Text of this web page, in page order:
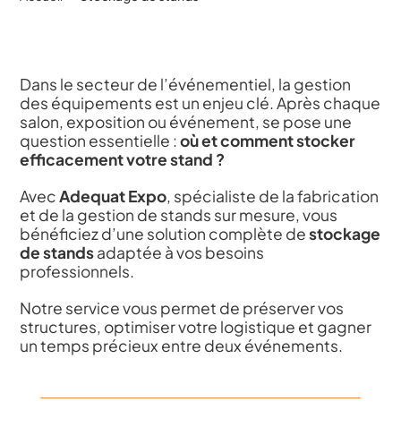
Dans le secteur de l’événementiel, la gestion
des équipements est un enjeu clé. Après chaque
salon, exposition ou événement, se pose une
question essentielle :où et comment stocker
efficacement votre stand ?
AvecAdequat Expo, spécialiste de la fabrication
et de la gestion de stands sur mesure, vous
bénéficiez d’une solution complète destockage
de standsadaptée à vos besoins
professionnels.
Notre service vous permet de préserver vos
structures, optimiser votre logistique et gagner
un temps précieux entre deux événements.